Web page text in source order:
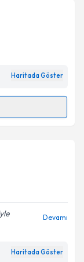
randevu
randevu
e-posta ile
Haritada Göster
almanız
Devamı
Haritada Göster